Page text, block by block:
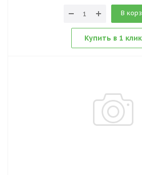
В
Купить в 1 клик